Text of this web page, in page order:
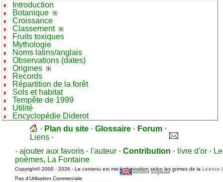
Introduction
Botanique
Croissance
Classement
Fruits toxiques
Mythologie
Noms latins/anglais
Observations (dates)
Origines
Records
Répartition de la forêt
Sols et habitat
Tempête de 1999
Utilité
Encyclopédie Diderot
· Plan du site · Glossaire · Forum ·
Liens ·
· ajouter aux favoris · l'auteur · Contribution · livre d'or ·
poèmes, La Fontaine
Copyright© 2000 · 2026 - Le contenu est mis à disposition selon les termes de la Licence
Pas d’Utilisation Commerciale
version anglaise-